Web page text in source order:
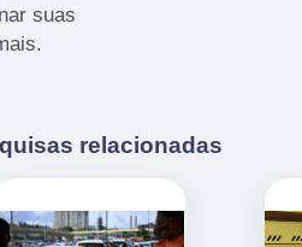
suas
relacionadas